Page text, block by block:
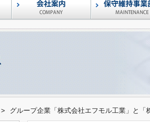
コンクリート補修
マーセメントモル
「エフモル」
鉄筋腐食抑制型ポ
セメントモルタル
ケン」
早強型エフモル
左官アシスト
レーザー凹凸測定
港湾・漁港構造物
・補強工法
形状自在褄枠
移動式足場
バンカーサイロ補
ウォータージェッ
調査・診断
補修工事
> グループ企業「株式会社エフモル工業」と